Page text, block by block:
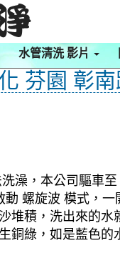
水管清洗 影片
芬園 彰
澡，本公司驅車
螺旋波 模式，
堆積，洗出來的
銅綠，如是藍色